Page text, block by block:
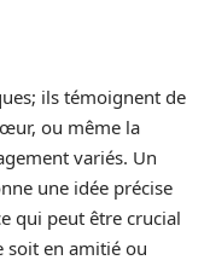
ils témoignent de
ou même la
variés. Un
une idée précise
qui peut être crucial
soit en amitié ou